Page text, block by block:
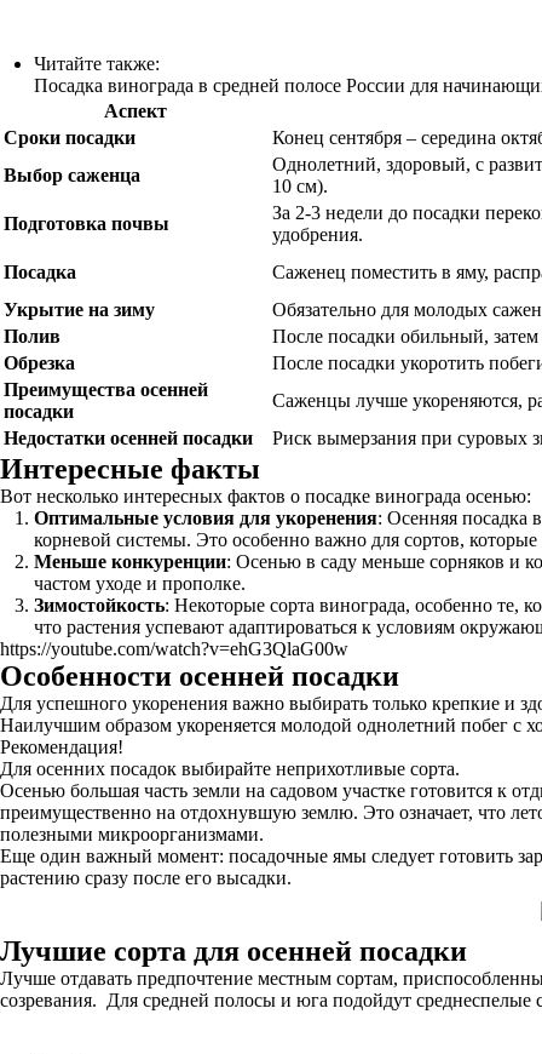
Читайте также:
Посадка винограда в средней полосе России для
Аспект
Сроки посадки
Конец сентября – середина
Выбор саженца
Однолетний, здоровый, с
10 см).
Подготовка почвы
За 2-3 недели до посадки
удобрения.
Посадка
Саженец поместить в яму,
Укрытие на зиму
Обязательно для молодых
Полив
После посадки обильный,
Обрезка
После посадки укоротить
Преимущества осенней
посадки
Саженцы лучше укореняются,
Недостатки осенней посадки
Риск вымерзания при суровых
Интересные факты
Вот несколько интересных фактов о посадке винограда осенью:
Оптимальные условия для укоренения: Осенняя посадка
корневой системы. Это особенно важно для сортов,
Меньше конкуренции: Осенью в саду меньше сорняков и
частом уходе и прополке.
Зимостойкость: Некоторые сорта винограда, особенно те,
что растения успевают адаптироваться к условиям
https://youtube.com/watch?v=ehG3QlaG00w
Особенности осенней посадки
Для успешного укоренения важно выбирать только крепкие и
Наилучшим образом укореняется молодой однолетний побег
Рекомендация!
Для осенних посадок выбирайте неприхотливые сорта.
Осенью большая часть земли на садовом участке готовится к
преимущественно на отдохнувшую землю. Это означает, что
полезными микроорганизмами.
Еще один важный момент: посадочные ямы следует готовить
растению сразу после его высадки.
Лучшие сорта для осенней посадки
Лучше отдавать предпочтение местным сортам,
созревания. Для средней полосы и юга подойдут